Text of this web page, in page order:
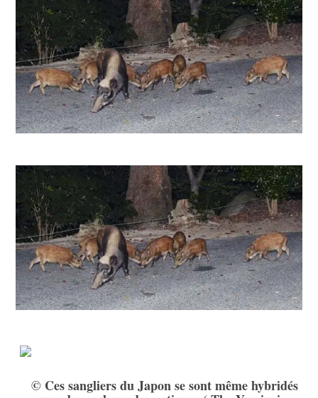
© Ces sangliers du Japon se sont même hybridés